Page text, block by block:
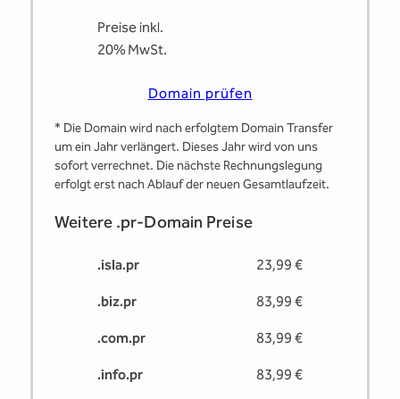
Preise inkl.
20% MwSt.
Domain prüfen
* Die Domain wird nach erfolgtem Domain Transfer
um ein Jahr verlängert. Dieses Jahr wird von uns
sofort verrechnet. Die nächste Rechnungslegung
erfolgt erst nach Ablauf der neuen Gesamtlaufzeit.
Weitere .pr-Domain Preise
.isla.pr 23,99 €
.biz.pr 83,99 €
.com.pr 83,99 €
.info.pr 83,99 €